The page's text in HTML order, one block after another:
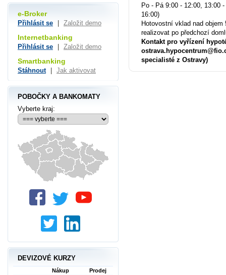
Po - Pá 9:00 - 12:00, 13:00
16:00)
Hotovostní vklad nad objem
realizovat po předchozí
Kontakt pro vyřízení
specialisté z Ostravy)
e-Broker
Přihlásit se Založit demo
Internetbanking
Přihlásit se Založit demo
Smartbanking
Stáhnout Jak aktivovat
POBOČKY A BANKOMATY
Vyberte kraj:
DEVIZOVÉ KURZY
Nákup
Prodej